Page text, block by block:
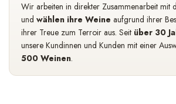
Wir arbeiten in direkter Zusammenarbeit mit
und wählen ihre Weine aufgrund ihrer
ihrer Treue zum Terroir aus. Seit über 30
unsere Kundinnen und Kunden mit einer
500 Weinen.